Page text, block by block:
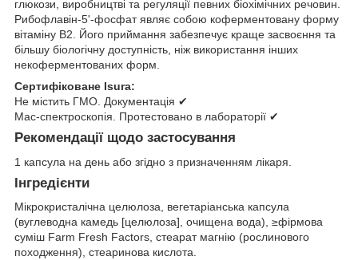
глюкози, виробництві та регуляції певних біохімічних речовин.
Рибофлавін-5'-фосфат являє собою коферментовану форму
вітаміну B2. Його приймання забезпечує краще засвоєння та
більшу біологічну доступність, ніж використання інших
некоферментованих форм.
Сертифіковане Isura:
Не містить ГМО. Документація ✔
Мас-спектроскопія. Протестовано в лабораторії ✔
Рекомендації щодо застосування
1 капсула на день або згідно з призначенням лікаря.
Інгредієнти
Мікрокристалічна целюлоза, вегетаріанська капсула
(вуглеводна камедь [целюлоза], очищена вода), ≥фірмова
суміш Farm Fresh Factors, стеарат магнію (рослинового
походження), стеаринова кислота.